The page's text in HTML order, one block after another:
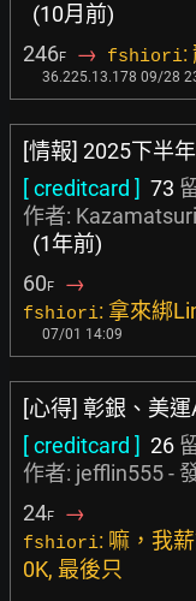
(10月前)
246F → fshiori:
36.225.13.178 09/28
[情報] 2025下半
[ creditcard ] 73
作者: Kazamatsuri
(1年前)
60F →
fshiori: 拿來綁
07/01 14:09
[心得] 彰銀、美
[ creditcard ] 26
作者: jefflin555-
24F →
fshiori: 嘛，我
0K, 最後只